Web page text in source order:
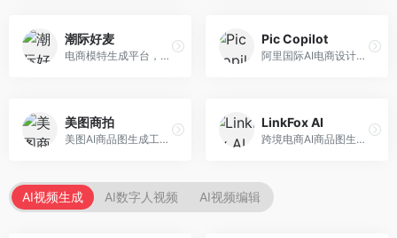
潮际好麦
电商模特生成平台，支持AI虚拟模特创作。面向服装和配饰电商，提供模特试穿、商品展示、营销素材生成等服务，模特形象可定制。
Pic Copilot
阿里国际AI电商设计工具，专注于跨境电商。面向跨境电商卖家，提供商品图优化、营销海报生成、多语言适配等服务，海外市场适配性强。
美图商拍
美图AI商品图生成工具，整合美图生态。面向电商卖家，提供商品图美化、模特替换、场景生成等服务，移动端操作便捷。
LinkFox AI
跨境电商AI商品图生成工具。面向跨境电商卖家，支持多语言商品图生成、模特替换、场景优化等服务，适配海外电商平台需求。
AI视频生成 AI数字人视频 AI视频编辑